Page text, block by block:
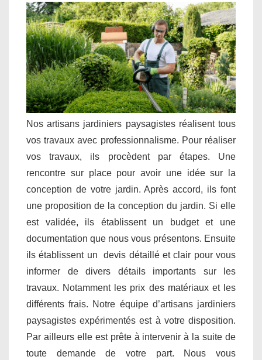
Nos artisans jardiniers paysagistes réalisent tous
vos travaux avec professionnalisme. Pour réaliser
vos travaux, ils procèdent par étapes. Une
rencontre sur place pour avoir une idée sur la
conception de votre jardin. Après accord, ils font
une proposition de la conception du jardin. Si elle
est validée, ils établissent un budget et une
documentation que nous vous présentons. Ensuite
ils établissent un devis détaillé et clair pour vous
informer de divers détails importants sur les
travaux. Notamment les prix des matériaux et les
différents frais. Notre équipe d’artisans jardiniers
paysagistes expérimentés est à votre disposition.
Par ailleurs elle est prête à intervenir à la suite de
toute demande de votre part. Nous vous